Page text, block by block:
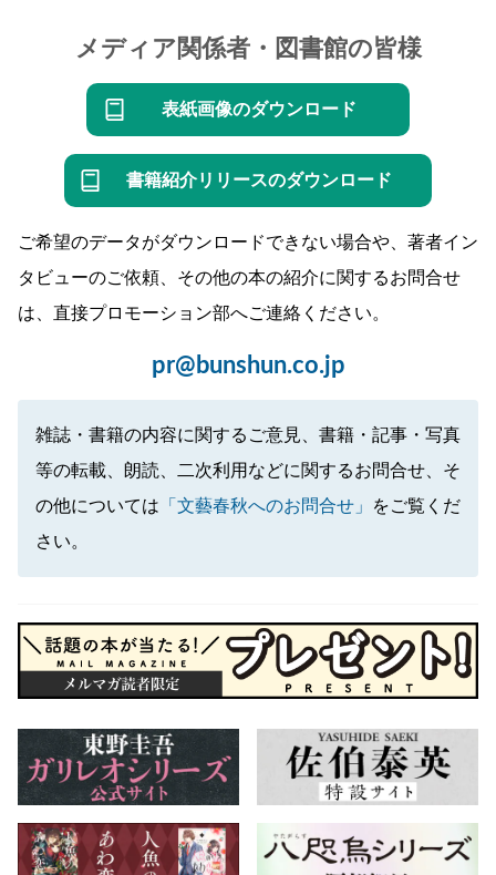
メディア関係者・図書館の皆様
表紙画像のダウンロード
書籍紹介リリースのダウンロード
ご希望のデータがダウンロードできない場合や、著者イン
タビューのご依頼、その他の本の紹介に関するお問合せ
は、直接プロモーション部へご連絡ください。
pr@bunshun.co.jp
雑誌・書籍の内容に関するご意見、書籍・記事・写真
等の転載、朗読、二次利用などに関するお問合せ、そ
の他については 「文藝春秋へのお問合せ」
をご覧くだ
さい。